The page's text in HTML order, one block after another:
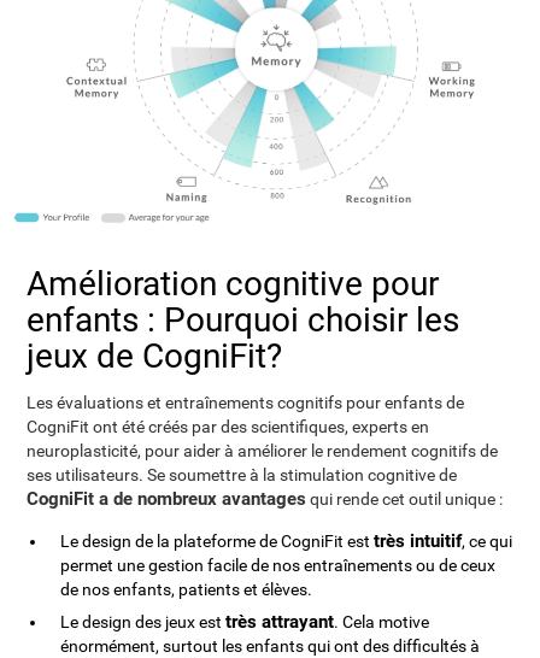
Amélioration cognitive pour
enfants : Pourquoi choisir les
jeux de CogniFit?
Les évaluations et entraînements cognitifs pour enfants de
CogniFit ont été créés par des scientifiques, experts en
neuroplasticité, pour aider à améliorer le rendement cognitifs de
ses utilisateurs. Se soumettre à la stimulation cognitive de
CogniFit a de nombreux avantages qui rende cet outil unique :
Le design de la plateforme de CogniFit esttrès intuitif, ce qui
permet une gestion facile de nos entraînements ou de ceux
de nos enfants, patients et élèves.
Le design des jeux esttrès attrayant. Cela motive
énormément, surtout les enfants qui ont des difficultés à